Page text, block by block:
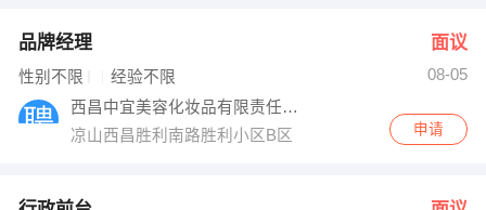
品牌经理 面议
性别不限 经验不限
08-05
西昌中宜美容化妆品有限责任公司
凉山西昌胜利南路胜利小区B区
申请